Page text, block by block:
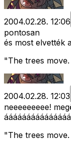
2004.02.28. 12:06
pontosan
és most elvették
"The trees
2004.02.28. 12:03
neeeeeeeee!
"The trees